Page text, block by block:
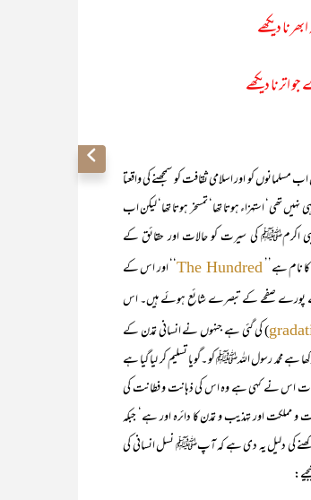
دیکھے
دیکھے
کو اور اسلامی ثقافت کو سمجھنے کی واقعتا
استہزاء ہوتا تھا‘ تمسخر ہوتا تھا‘ لیکن اب
اکرمﷺ کی سیرت کو حالات اور حقائق کے
The Hundred‘‘ اور اس کے
پورے صفحے کے تبصرے شائع ہوئے ہیں۔ اس
) کی گئی ہے جنہوں نے انسانی تمدن کے
رسول اللہﷺ کو ۔گویا تسلیم کر لیا گیا ہے
بات اس نے کہی ہے وہ اس کی ذہانت و فطانت کی
مملکت اور تہذیب و تمدن کا دائرہ اور ہے‘ جبکہ
کی دلیل یہ دی ہے کہ آپﷺ نسل انسانی کی